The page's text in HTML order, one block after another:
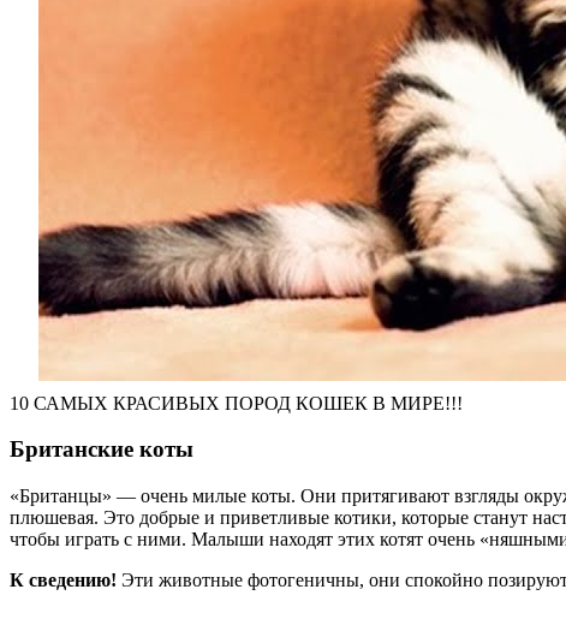
10 САМЫХ КРАСИВЫХ ПОРОД КОШЕК В МИРЕ!!!
Британские коты
«Британцы» — очень милые коты. Они притягивают взгляды
плюшевая. Это добрые и приветливые котики, которые станут
чтобы играть с ними. Малыши находят этих котят очень
К сведению! Эти животные фотогеничны, они спокойно